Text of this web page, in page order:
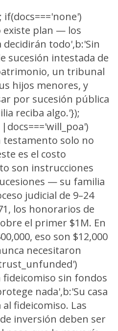
existe plan — los
todo',b:'Sin
sucesión intestada de
un tribunal
hijos menores, y
por sucesión pública
reciba algo.'});
solo no
es el costo
son instrucciones
— su familia
judicial de 9–24
los honorarios de
el primer $1M. En
eso son $12,000
necesitaron
sin fondos
nada',b:'Su casa
fideicomiso. Las
inversión deben ser